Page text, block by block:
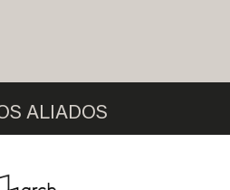
ALIADOS